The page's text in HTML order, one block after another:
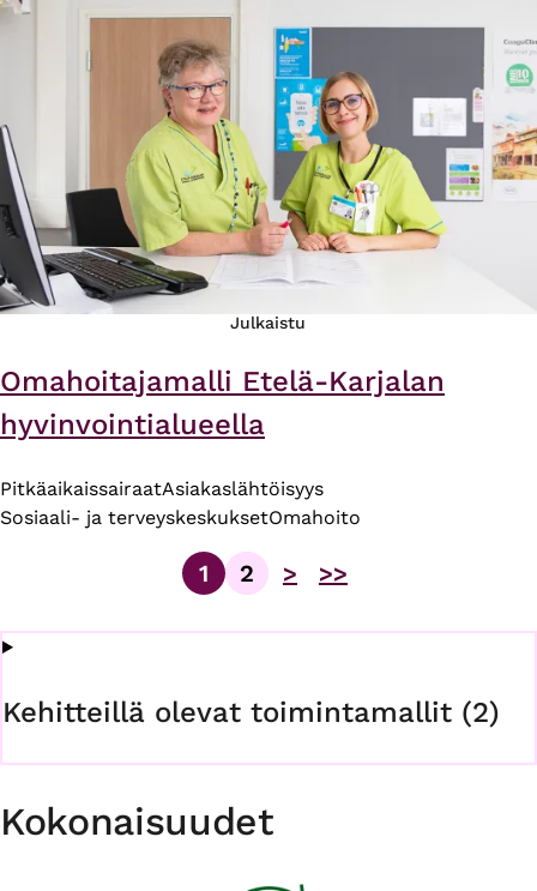
Julkaistu
Omahoitajamalli Etelä-Karjalan
hyvinvointialueella
PitkäaikaissairaatAsiakaslähtöisyys
Sosiaali- ja terveyskeskuksetOmahoito
Sivu
1
Sivu
2 > >>
Kehitteillä olevat toimintamallit (2)
Kokonaisuudet